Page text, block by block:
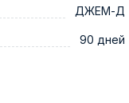
ДЖЕМ-Д
90 дней